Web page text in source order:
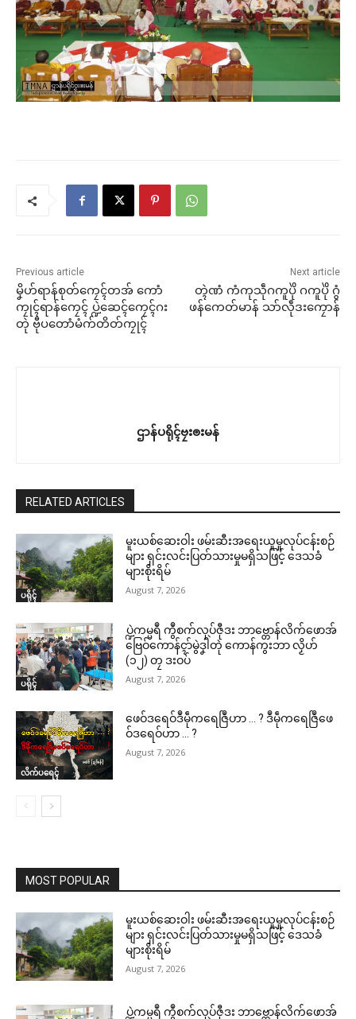
Previous article
မၞိဟ်ရာန်စုတ်ကၠေၚ်တအ် ကောံ
ကၠုၚ်ရာန်ကၠေၚ် ပ္ဍဲဆေၚ်ကၠေၚ်ဂး
တုဲ ဗီုပတောံမံက်တိတ်ကၠုၚ်
Next article
တ္ၚဲဏံ ကံကုသဵုဂကူပိုဲ ဂကူပိုဲ ဂွံ
ဖန်ကေတ်မာန် သာ်လဵုဒးကၠောန်
ဌာန်ပရိုၚ်ဗၠးၜးမန်
RELATED ARTICLES
ပရိုၚ်
မူးယစ်ဆေးဝါး ဖမ်းဆီးအရေးယူမှုလုပ်ငန်းစဉ်
များ ရှင်းလင်းပြတ်သားမှုမရှိသဖြင့် ဒေသခံ
များစိုးရိမ်
August 7, 2026
ပရိုၚ်
ပ္ဍဲကမ္မရဳ ကွဳစက်လုပ်ဇီုဒး ဘာဗ္တောန်လိက်ဖောအ်
ဗြေဝ်ကောန်ၚာ်မွဲဒၞါဲတုဲ ကောန်ကွးဘာ လၟိဟ်
(၁၂) တၠ ဒးဝပ်
August 7, 2026
လိက်ပရေၚ်
ဖေဝ်ဒရေဝ်ဒဳမဵုကရေဇြဳဟာ … ? ဒဳမဵုကရေဇြဳဖေ
ဝ်ဒရေဝ်ဟာ … ?
August 7, 2026
MOST POPULAR
မူးယစ်ဆေးဝါး ဖမ်းဆီးအရေးယူမှုလုပ်ငန်းစဉ်
များ ရှင်းလင်းပြတ်သားမှုမရှိသဖြင့် ဒေသခံ
များစိုးရိမ်
August 7, 2026
ပ္ဍဲကမ္မရဳ ကွဳစက်လုပ်ဇီုဒး ဘာဗ္တောန်လိက်ဖောအ်